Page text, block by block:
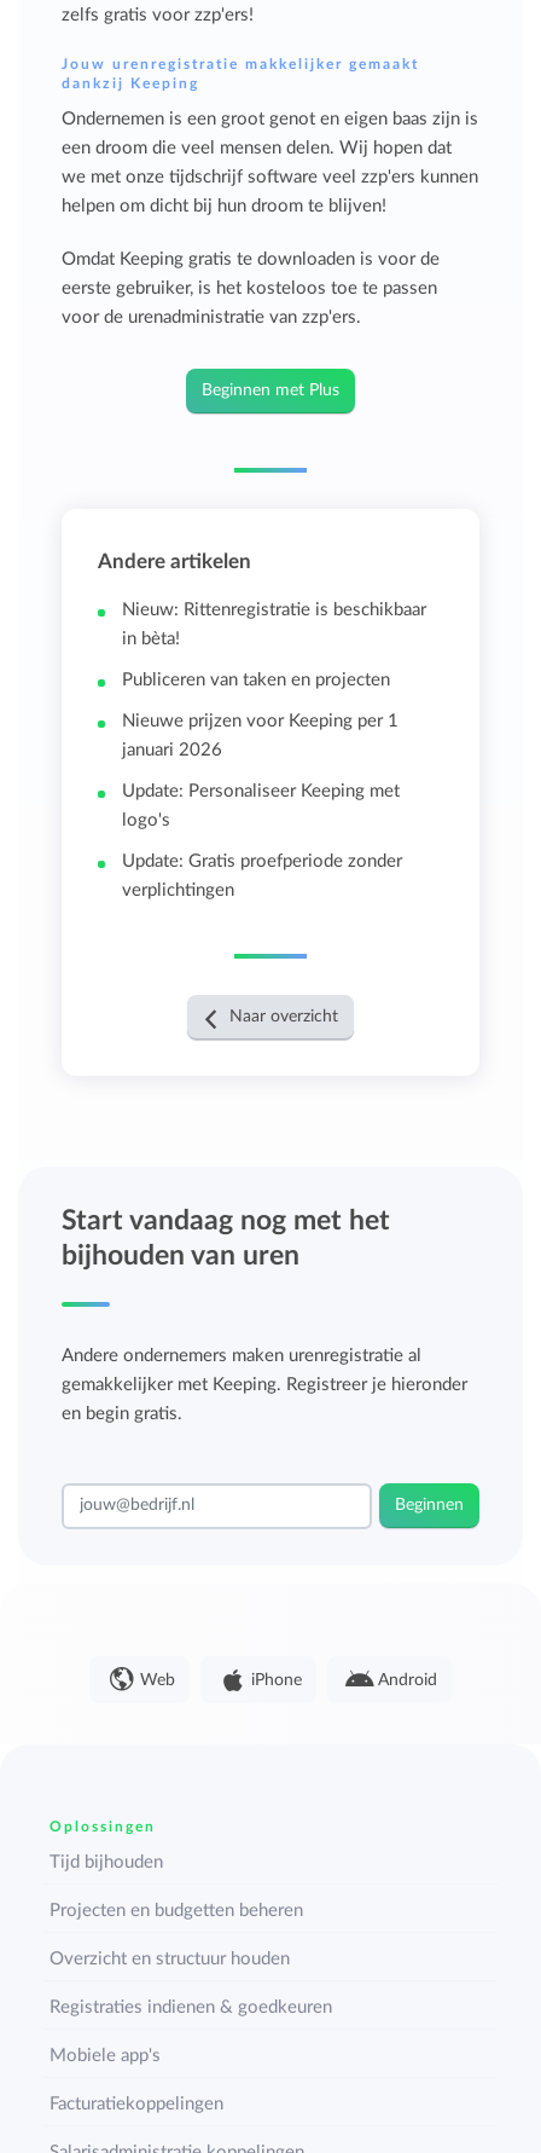
zelfs gratis voor zzp'ers!
Jouw urenregistratie makkelijker gemaakt
dankzij Keeping
Ondernemen is een groot genot en eigen baas zijn is
een droom die veel mensen delen. Wij hopen dat
we met onze tijdschrijf software veel zzp'ers kunnen
helpen om dicht bij hun droom te blijven!
Omdat Keeping gratis te downloaden is voor de
eerste gebruiker, is het kosteloos toe te passen
voor de urenadministratie van zzp'ers.
Beginnen met Plus
Andere artikelen
Nieuw: Rittenregistratie is beschikbaar
in bèta!
Publiceren van taken en projecten
Nieuwe prijzen voor Keeping per 1
januari 2026
Update: Personaliseer Keeping met
logo's
Update: Gratis proefperiode zonder
verplichtingen
Naar overzicht
Start vandaag nog met het
bijhouden van uren
Andere ondernemers maken urenregistratie al
gemakkelijker met Keeping. Registreer je hieronder
en begin gratis.
Beginnen
Web iPhone Android
Oplossingen
Tijd bijhouden
Projecten en budgetten beheren
Overzicht en structuur houden
Registraties indienen & goedkeuren
Mobiele app's
Facturatiekoppelingen